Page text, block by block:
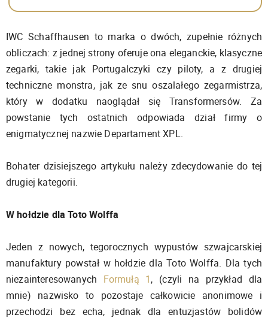
IWC Schaffhausen to marka o dwóch, zupełnie różnych
obliczach: z jednej strony oferuje ona eleganckie, klasyczne
zegarki, takie jak Portugalczyki czy piloty, a z drugiej
techniczne monstra, jak ze snu oszalałego zegarmistrza,
który w dodatku naoglądał się Transformersów. Za
powstanie tych ostatnich odpowiada dział firmy o
enigmatycznej nazwie Departament XPL.
Bohater dzisiejszego artykułu należy zdecydowanie do tej
drugiej kategorii.
W hołdzie dla Toto Wolffa
Jeden z nowych, tegorocznych wypustów szwajcarskiej
manufaktury powstał w hołdzie dla Toto Wolffa. Dla tych
niezainteresowanych Formułą 1, (czyli na przykład dla
mnie) nazwisko to pozostaje całkowicie anonimowe i
przechodzi bez echa, jednak dla entuzjastów bolidów